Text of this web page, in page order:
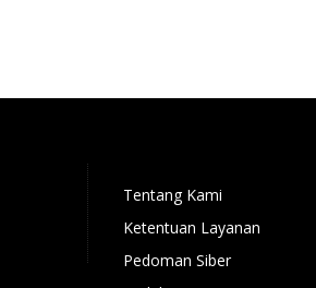
Tentang Kami
Ketentuan Layanan
Pedoman Siber